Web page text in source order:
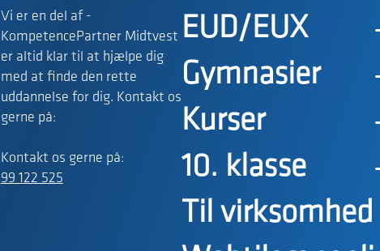
Vi er en del af -
KompetencePartner Midtvest
er altid klar til at hjælpe dig
med at finde den rette
uddannelse for dig. Kontakt os
gerne på:
Kontakt os gerne på:
99 122 525
EUD/EUX
Gymnasier
Kurser
10. klasse
Til virksomhed